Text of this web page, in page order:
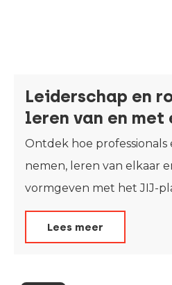
Leiderschap en
leren van en met
Ontdek hoe professionals
nemen, leren van elkaar
vormgeven met het JIJ-
Lees meer